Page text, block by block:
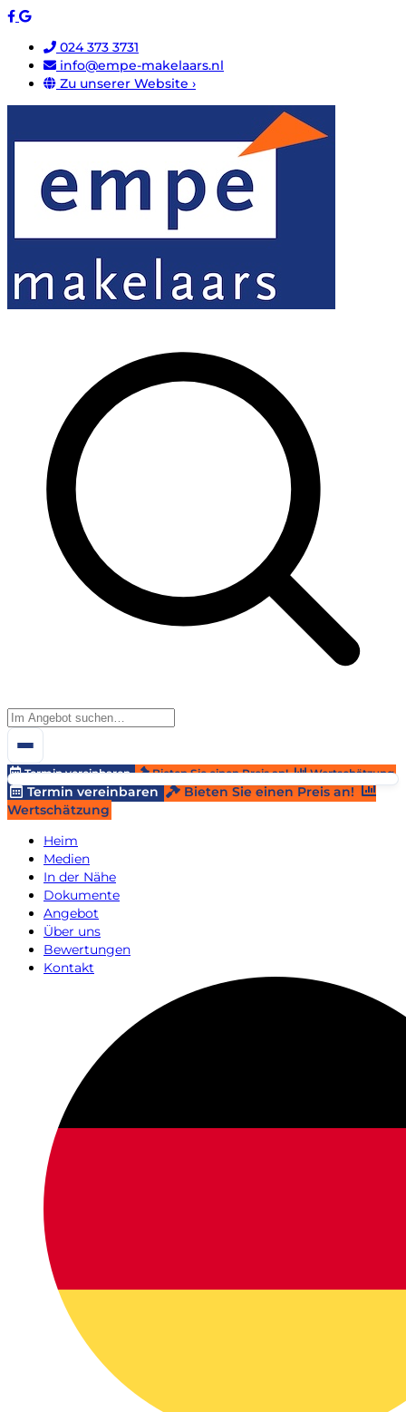
024 373 3731
info@empe-makelaars.nl
Zu unserer Website ›
Termin vereinbaren Bieten Sie einen Preis an! Wertschätzung
Termin vereinbaren
Bieten Sie einen Preis an!
Wertschätzung
Heim
Medien
In der Nähe
Dokumente
Angebot
Über uns
Bewertungen
Kontakt